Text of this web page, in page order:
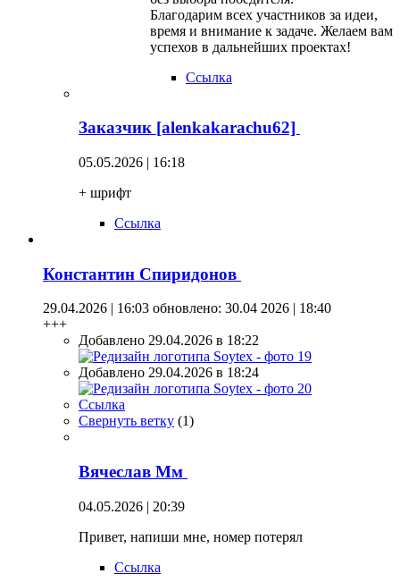
Благодарим всех участников за идеи,
время и внимание к задаче. Желаем вам
успехов в дальнейших проектах!
Ссылка
Заказчик [alenkakarachu62]
05.05.2026 | 16:18
+ шрифт
Ссылка
Константин Спиридонов
29.04.2026 | 16:03 обновлено: 30.04 2026 | 18:40
+++
Добавлено 29.04.2026 в 18:22
Добавлено 29.04.2026 в 18:24
Ссылка
Свернуть ветку (1)
Вячеслав Мм
04.05.2026 | 20:39
Привет, напиши мне, номер потерял
Ссылка